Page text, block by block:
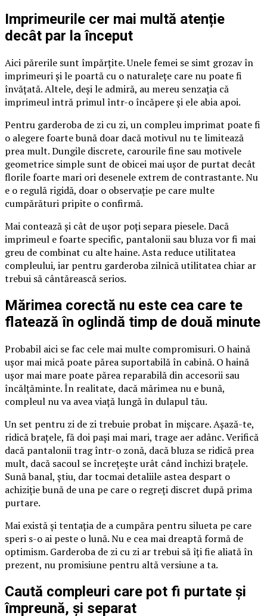
Imprimeurile cer mai multă atenție
decât par la început
Aici părerile sunt împărțite. Unele femei se simt grozav în
imprimeuri și le poartă cu o naturalețe care nu poate fi
învățată. Altele, deși le admiră, au mereu senzația că
imprimeul intră primul într-o încăpere și ele abia apoi.
Pentru garderoba de zi cu zi, un compleu imprimat poate fi
o alegere foarte bună doar dacă motivul nu te limitează
prea mult. Dungile discrete, carourile fine sau motivele
geometrice simple sunt de obicei mai ușor de purtat decât
florile foarte mari ori desenele extrem de contrastante. Nu
e o regulă rigidă, doar o observație pe care multe
cumpărături pripite o confirmă.
Mai contează și cât de ușor poți separa piesele. Dacă
imprimeul e foarte specific, pantalonii sau bluza vor fi mai
greu de combinat cu alte haine. Asta reduce utilitatea
compleului, iar pentru garderoba zilnică utilitatea chiar ar
trebui să cântărească serios.
Mărimea corectă nu este cea care te
flatează în oglindă timp de două minute
Probabil aici se fac cele mai multe compromisuri. O haină
ușor mai mică poate părea suportabilă în cabină. O haină
ușor mai mare poate părea reparabilă din accesorii sau
încălțăminte. În realitate, dacă mărimea nu e bună,
compleul nu va avea viață lungă în dulapul tău.
Un set pentru zi de zi trebuie probat în mișcare. Așază-te,
ridică brațele, fă doi pași mai mari, trage aer adânc. Verifică
dacă pantalonii trag într-o zonă, dacă bluza se ridică prea
mult, dacă sacoul se încrețește urât când închizi brațele.
Sună banal, știu, dar tocmai detaliile astea despart o
achiziție bună de una pe care o regreți discret după prima
purtare.
Mai există și tentația de a cumpăra pentru silueta pe care
speri s-o ai peste o lună. Nu e cea mai dreaptă formă de
optimism. Garderoba de zi cu zi ar trebui să îți fie aliată în
prezent, nu promisiune pentru altă versiune a ta.
Caută compleuri care pot fi purtate și
împreună, și separat